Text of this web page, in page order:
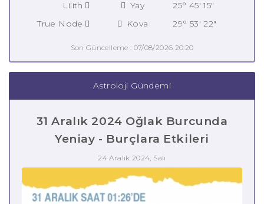
Lilith
Yay
25° 45' 15"
True Node
Kova 29° 53' 22"
Son Güncelleme : 07/08/2026 20:20
Astroloji Gündemi
31 Aralık 2024 Oğlak Burcunda
Yeniay - Burçlara Etkileri
24 Aralık 2024, Salı